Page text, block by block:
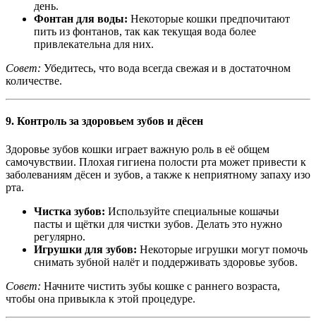
день.
Фонтан для воды: Некоторые кошки предпочитают
пить из фонтанов, так как текущая вода более
привлекательна для них.
Совет: Убедитесь, что вода всегда свежая и в достаточном
количестве.
9. Контроль за здоровьем зубов и дёсен
Здоровье зубов кошки играет важную роль в её общем
самочувствии. Плохая гигиена полости рта может привести к
заболеваниям дёсен и зубов, а также к неприятному запаху изо
рта.
Чистка зубов: Используйте специальные кошачьи
пасты и щётки для чистки зубов. Делать это нужно
регулярно.
Игрушки для зубов: Некоторые игрушки могут помочь
снимать зубной налёт и поддерживать здоровье зубов.
Совет: Начните чистить зубы кошке с раннего возраста,
чтобы она привыкла к этой процедуре.